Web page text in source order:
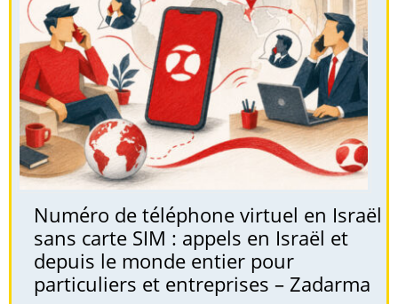
Numéro de téléphone virtuel en Israël
sans carte SIM : appels en Israël et
depuis le monde entier pour
particuliers et entreprises – Zadarma